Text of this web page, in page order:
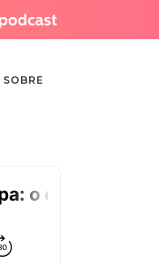
SOBRE